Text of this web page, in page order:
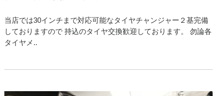
当店では30インチまで対応可能なタイヤチャンジャー２基完備
しておりますので 持込のタイヤ交換歓迎しております。 勿論各
タイヤメ..